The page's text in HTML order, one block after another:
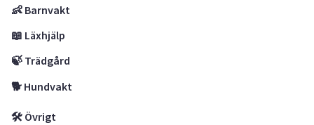
👶 Barnvakt
📖 Läxhjälp
🍃 Trädgård
🐕 Hundvakt
🛠 Övrigt